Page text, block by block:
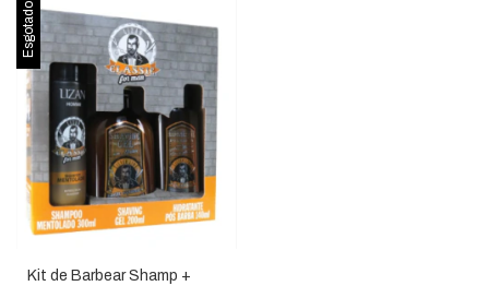
Esgotado
Kit de Barbear Shamp +